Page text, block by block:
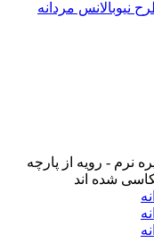
نرم - رویه از پارچه
شده اند